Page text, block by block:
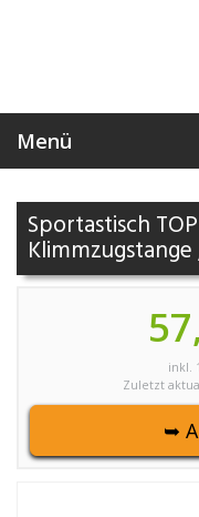
Menü
Sportastisch
Klimmzugstange
inkl.
Zuletzt
➥